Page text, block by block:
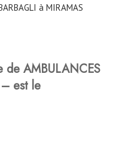
à MIRAMAS
de AMBULANCES
– est le